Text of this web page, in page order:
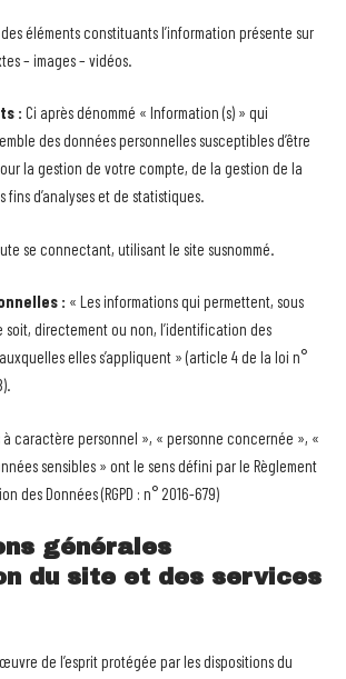
éléments constituants l’information présente sur
– images – vidéos.
: Ci après dénommé « Information (s) » qui
des données personnelles susceptibles d’être
la gestion de votre compte, de la gestion de la
d’analyses et de statistiques.
se connectant, utilisant le site susnommé.
: « Les informations qui permettent, sous
directement ou non, l’identification des
elles s’appliquent » (article 4 de la loi n°
à caractère personnel », « personne concernée », «
sensibles » ont le sens défini par le Règlement
des Données (RGPD : n° 2016-679)
générales
du site et des services
de l’esprit protégée par les dispositions du